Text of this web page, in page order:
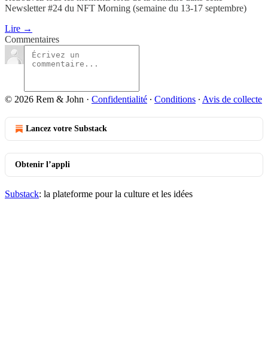
Newsletter #24 du NFT Morning (semaine du 13-17 septembre)
Lire →
Commentaires
© 2026 Rem & John · Confidentialité ∙ Conditions ∙ Avis de collecte
Lancez votre Substack
Obtenir l’appli
Substack: la plateforme pour la culture et les idées